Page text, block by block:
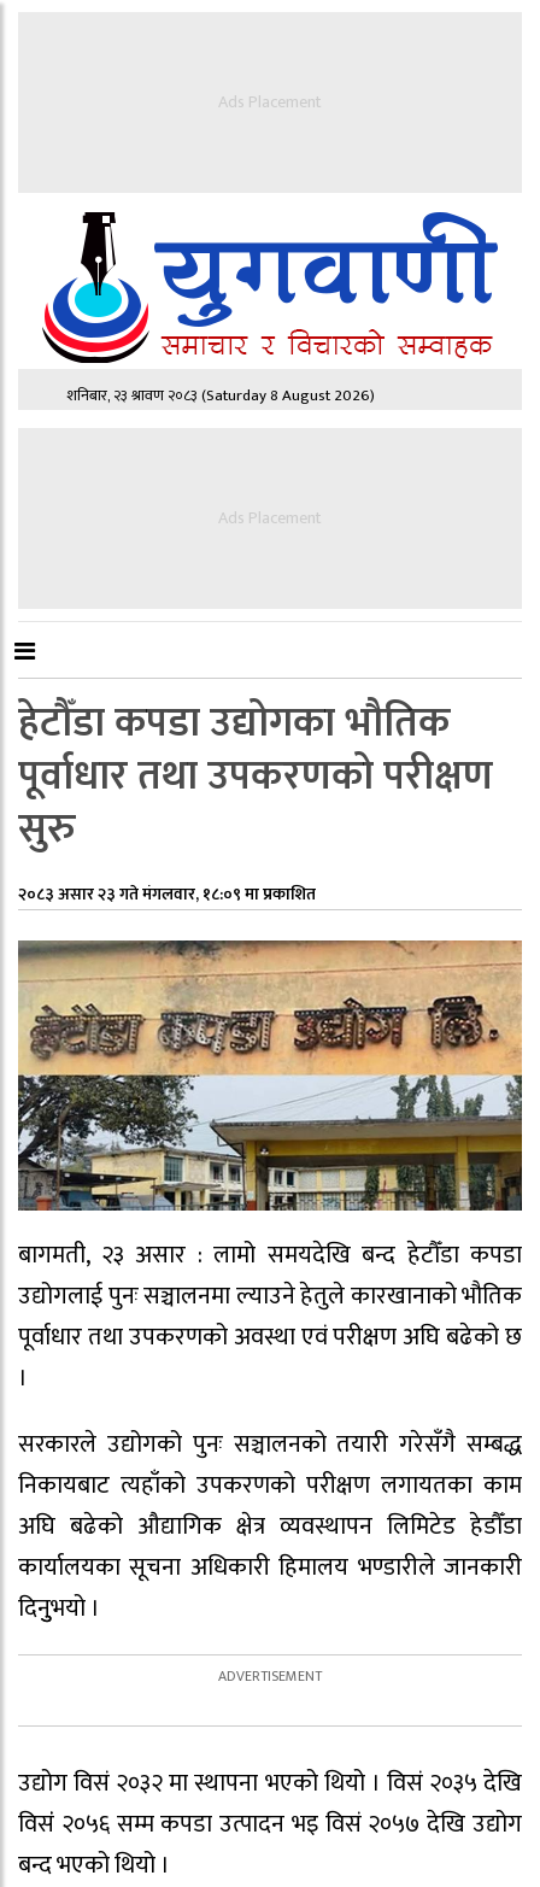
Ads Placement
शनिबार, २३ श्रावण २०८३(Saturday 8 August 2026)
Ads Placement
हेटौँडा कपडा उद्योगका भौतिक
पूर्वाधार तथा उपकरणको परीक्षण
सुरु
२०८३ असार २३ गते मंगलवार, १८:०९ मा प्रकाशित
बागमती, २३ असार : लामो समयदेखि बन्द हेटौँडा कपडा
उद्योगलाई पुनः सञ्चालनमा ल्याउने हेतुले कारखानाको भौतिक
पूर्वाधार तथा उपकरणको अवस्था एवं परीक्षण अघि बढेको छ
।
सरकारले उद्योगको पुनः सञ्चालनको तयारी गरेसँगै सम्बद्ध
निकायबाट त्यहाँको उपकरणको परीक्षण लगायतका काम
अघि बढेको औद्यागिक क्षेत्र व्यवस्थापन लिमिटेड हेडौँडा
कार्यालयका सूचना अधिकारी हिमालय भण्डारीले जानकारी
दिनुुभयो ।
उद्योग विसं २०३२ मा स्थापना भएको थियो । विसं २०३५ देखि
विसंं २०५६ सम्म कपडा उत्पादन भइ विसं २०५७ देखि उद्योग
बन्द भएको थियो ।